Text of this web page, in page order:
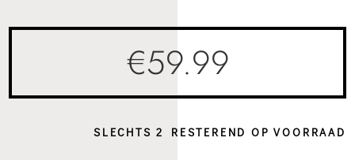
€59.99
SLECHTS 2 RESTEREND OP VOORRAAD